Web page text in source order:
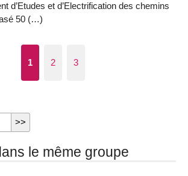
d’Etudes et d’Electrification des chemins
50 (…)
1 2 3
le même groupe